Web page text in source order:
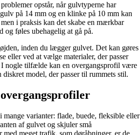
opstår, når gulvtyperne har
på 14 mm og en klinke på 10 mm kan
i praksis kan det skabe en mærkbar
og føles ubehagelig at gå på.
inden du lægger gulvet. Det kan gøres
eller ved at vælge materialer, der passer
I nogle tilfælde kan en overgangsprofil være
model, der passer til rummets stil.
varianter: flade, buede, fleksible eller
af gulvet og skjuler små